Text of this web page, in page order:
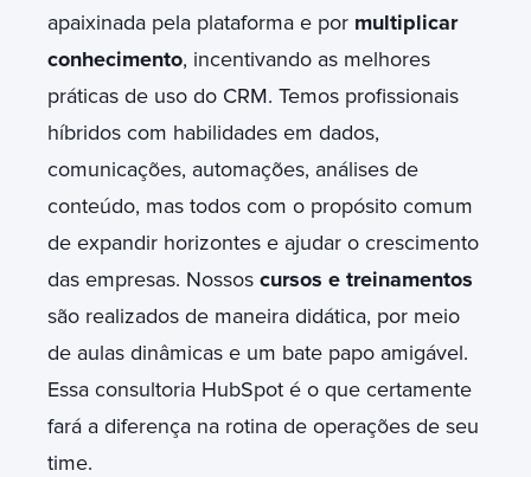
apaixinada pela plataforma e por multiplicar
conhecimento, incentivando as melhores
práticas de uso do CRM. Temos profissionais
híbridos com habilidades em dados,
comunicações, automações, análises de
conteúdo, mas todos com o propósito comum
de expandir horizontes e ajudar o crescimento
das empresas. Nossos cursos e treinamentos
são realizados de maneira didática, por meio
de aulas dinâmicas e um bate papo amigável.
Essa consultoria HubSpot é o que certamente
fará a diferença na rotina de operações de seu
time.